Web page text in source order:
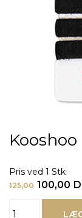
Pris ved 1 Stk
125,00 100,00